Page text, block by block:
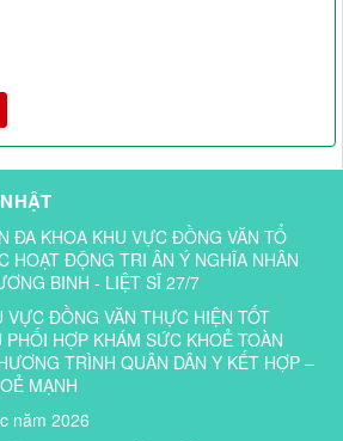
ĐA KHOA KHU VỰC ĐỒNG VĂN TỔ
HOẠT ĐỘNG TRI ÂN Ý NGHĨA NHÂN
BINH - LIỆT SĨ 27/7
VỰC ĐỒNG VĂN THỰC HIỆN TỐT
PHỐI HỢP KHÁM SỨC KHOẺ TOÀN
TRÌNH QUÂN DÂN Y KẾT HỢP –
MẠNH
năm 2026